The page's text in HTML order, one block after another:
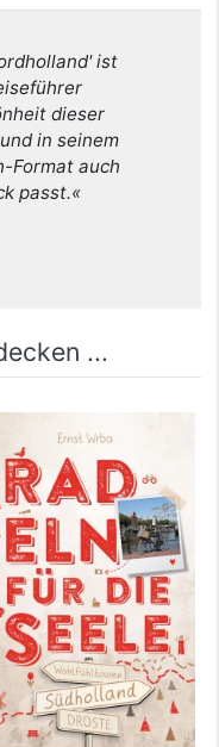
ist
dieser
in seinem
Format auch
passt.«
...
Südholland. Radeln
für die Seele
mehr Infos …